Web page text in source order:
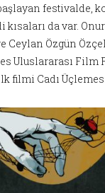
festivalde,
da var. Onur
Ceylan Özgün
Uluslararası Film
filmi Cadı